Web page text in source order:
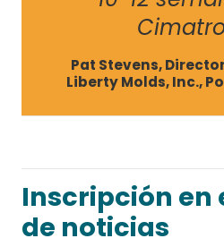
Pat Stevens,
Liberty Molds, Inc.,
Inscripción en
de noticias